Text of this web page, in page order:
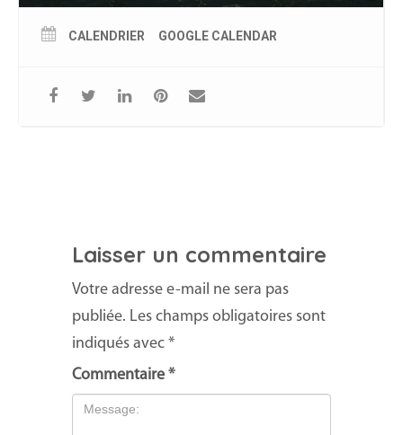
CALENDRIER GOOGLE CALENDAR
Laisser un commentaire
Votre adresse e-mail ne sera pas
publiée. Les champs obligatoires sont
indiqués avec *
Commentaire *